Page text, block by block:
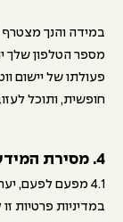
במידה והנך
מספר הטלפון שלך
פעולתו של יישום
חופשית, ותוכל
4. מסירת המידע לצדדים שלישיים
4.1 מפעם לפעם,
במדיניות פרטיות